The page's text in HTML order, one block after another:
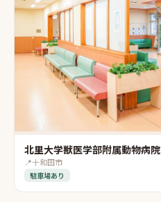
北里大学獣医学部附属動物病院
📍十和田市
駐車場あり